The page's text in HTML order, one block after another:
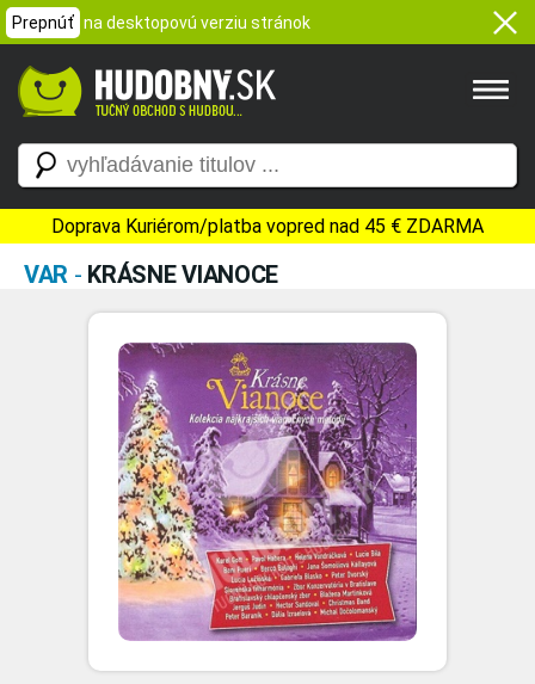
Prepnúť na desktopovú verziu stránok
Doprava Kuriérom/platba vopred nad 45 € ZDARMA
VAR - KRÁSNE VIANOCE